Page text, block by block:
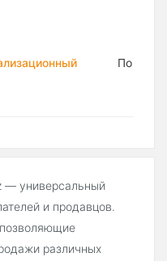
По
— универсальный
и продавцов.
различных